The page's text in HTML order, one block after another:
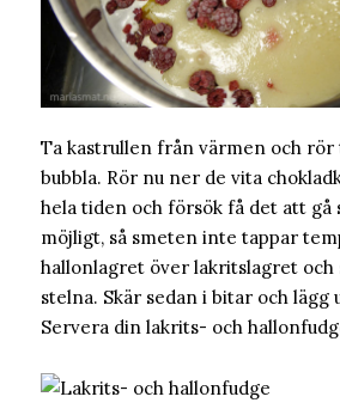
Ta kastrullen från värmen och rör
bubbla. Rör nu ner de vita
hela tiden och försök få det att gå
möjligt, så smeten inte tappar
hallonlagret över lakritslagret och
stelna. Skär sedan i bitar och lägg
Servera din lakrits- och